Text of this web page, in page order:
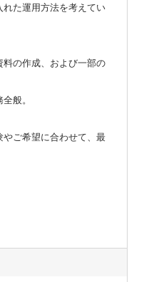
た運用方法を考えてい
料の作成、および一部の
般。
ご希望に合わせて、最